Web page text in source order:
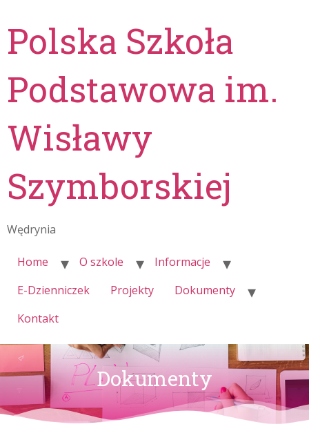
Polska Szkoła
Podstawowa im.
Wisławy
Szymborskiej
Wędrynia
Home O szkole
Informacje
E-Dzienniczek
Projekty
Dokumenty
Kontakt
Dokumenty